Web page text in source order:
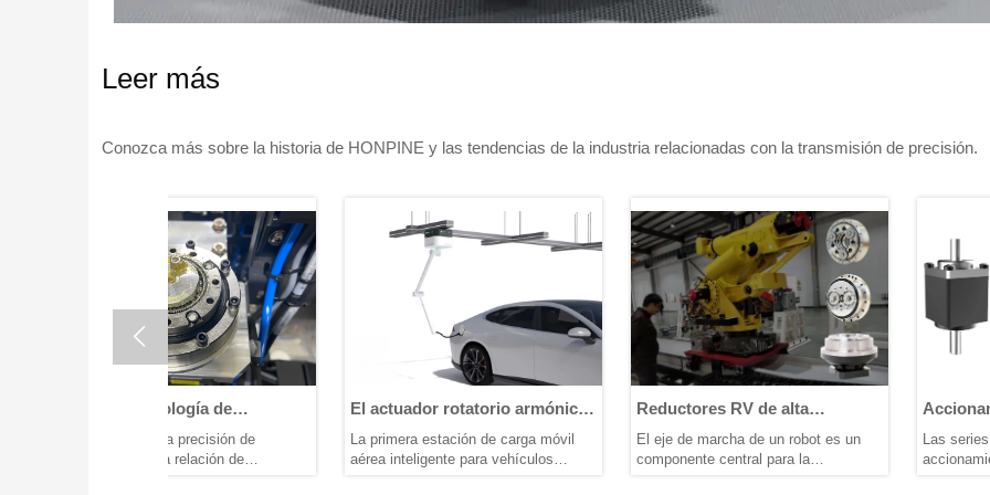
Leer más
Conozca más sobre la historia de HONPINE y las tendencias de la industria relacionadas con la transmisión de precisión.
El actuador rotatorio armónico
ayuda a implementar la primera
estación de carga móvil aérea
La primera estación de carga móvil
aérea inteligente para vehículos
Reductores RV de alta
precisión perfectamente
adaptados para robots
El eje de marcha de un robot es un
componente central para la
Accionamiento Armónico
Ultracompacto – Fabricación
Precisión con Materiales de
Las series SHD y CSF de
accionamientos armónicos
